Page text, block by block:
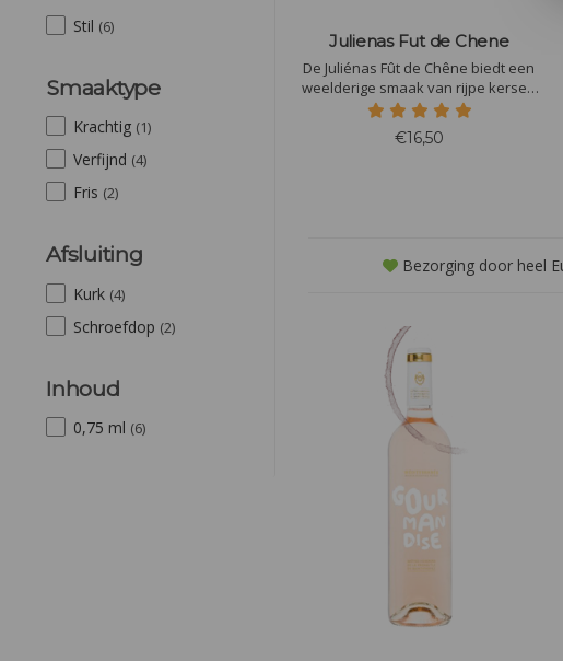
Stil (6)
Smaaktype
Krachtig (1)
Verfijnd (4)
Fris (2)
Afsluiting
Kurk (4)
Schroefdop (2)
Inhoud
0,75 ml (6)
Julienas Fut de Chene
De Juliénas Fût de Chêne biedt een
weelderige smaak van rijpe kersen
en bramen, verrijkt met subtiele hints
De wijn is vol, rond en elegant, met
€16,50
Bezorging door heel